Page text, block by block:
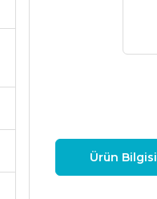
Ürün Bilgisi